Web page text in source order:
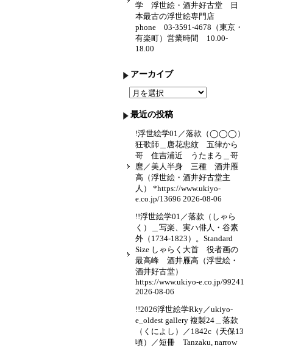
学 浮世絵・酒井好古堂 日
本最古の浮世絵専門店
phone 03-3591-4678（東京・
有楽町）営業時間 10.00-
18.00
アーカイブ
ア
ー
カ
イ
最近の投稿
!浮世絵学01／落款（◯◯◯）
狂歌師＿唐花忠紋 五律から
哥 住吉浦近 うたまろ＿哥
麿／美人半身 三種 酒井雁
高（浮世絵・酒井好古堂主
人） *https://www.ukiyo-
e.co.jp/13696 2026-08-06
!!浮世絵学01／落款（しゃら
く）＿写楽、実ハ俳人・谷素
外（1734-1823）。Standard
Size しゃらく大首 役者画の
最高峰 酒井雁高（浮世絵・
酒井好古堂）
https://www.ukiyo-e.co.jp/99241
2026-08-06
!!2026浮世絵学Rky／ukiyo-
e_oldest gallery 複製24＿落款
（くによし）／1842c（天保13
頃）／短冊 Tanzaku, narrow